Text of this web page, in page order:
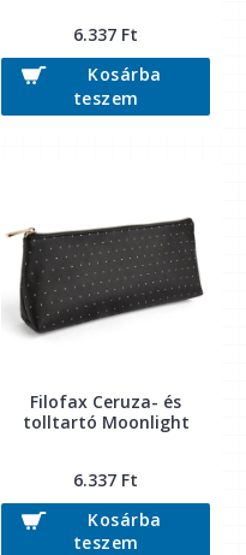
6.337 Ft
Kosárba
teszem
Filofax Ceruza- és
tolltartó Moonlight
6.337 Ft
Kosárba
teszem